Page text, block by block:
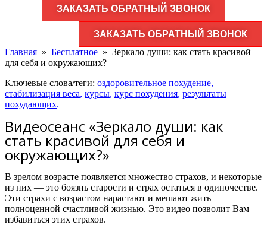
ЗАКАЗАТЬ ОБРАТНЫЙ ЗВОНОК
ЗАКАЗАТЬ ОБРАТНЫЙ ЗВОНОК
Главная » Бесплатное » Зеркало души: как стать красивой
для себя и окружающих?
Ключевые слова/теги: оздоровительное похудение,
стабилизация веса, курсы, курс похудения, результаты
похудающих.
Видеосеанс «Зеркало души: как
стать красивой для себя и
окружающих?»
В зрелом возрасте появляется множество страхов, и некоторые
из них — это боязнь старости и страх остаться в одиночестве.
Эти страхи с возрастом нарастают и мешают жить
полноценной счастливой жизнью. Это видео позволит Вам
избавиться этих страхов.